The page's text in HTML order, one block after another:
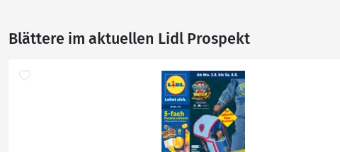
Blättere im aktuellen Lidl Prospekt